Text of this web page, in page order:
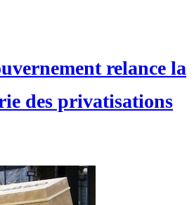
relance la
des privatisations